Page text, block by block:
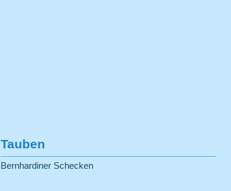
Tauben
Bernhardiner Schecken